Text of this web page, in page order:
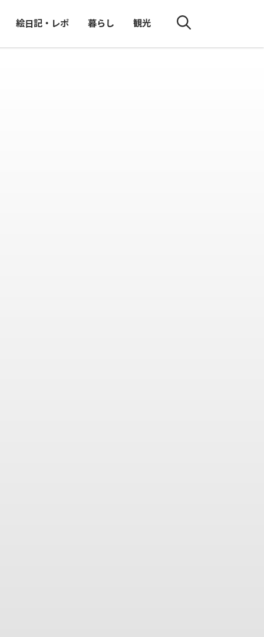
絵日記・レポ 暮らし 観光